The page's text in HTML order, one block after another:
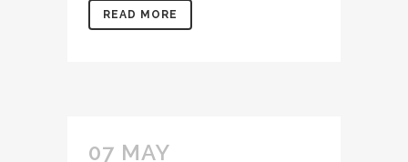
READ MORE
07 MAY